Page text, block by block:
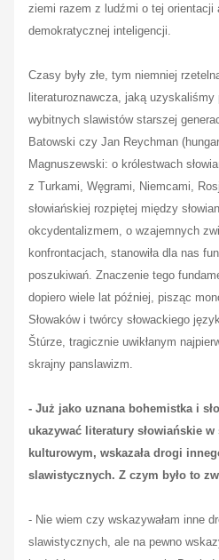
ziemi razem z ludźmi o tej orientacji
demokratycznej inteligencji.
Czasy były złe, tym niemniej
literaturoznawcza, jaką
wybitnych slawistów starszej
Batowski czy Jan Reychman
Magnuszewski: o królestwach
z Turkami, Węgrami, Niemcami,
słowiańskiej rozpiętej między
okcydentalizmem, o wzajemnych
konfrontacjach, stanowiła dla nas
poszukiwań. Znaczenie tego
dopiero wiele lat później, pisząc
Słowaków i twórcy słowackiego
Štúrze, tragicznie uwikłanym
skrajny panslawizm.
- Już jako uznana bohemistka i
ukazywać literatury słowiańskie w
kulturowym, wskazała drogi
slawistycznych. Z czym było to
- Nie wiem czy wskazywałam inne
slawistycznych, ale na pewno